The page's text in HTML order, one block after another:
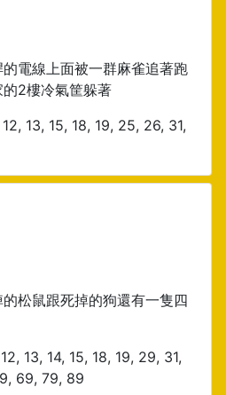
電線上面被一群麻雀追著跑
2樓冷氣筐躲著
13, 15, 18, 19, 25, 26, 31,
松鼠跟死掉的狗還有一隻四
13, 14, 15, 18, 19, 29, 31,
69, 79, 89